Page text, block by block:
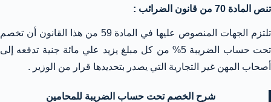
تنص المادة 70 من قانون الضرائب :
تلتزم الجهات المنصوص عليها في المادة 59 من هذا القانون أن تخصم
تحت حساب الضريبة 5% من كل مبلغ يزيد علي مائة جنية تدفعه إلى
أصحاب المهن غير التجارية التي يصدر بتحديدها قرار من الوزير .
شرح الخصم تحت حساب الضريبة للمحامين